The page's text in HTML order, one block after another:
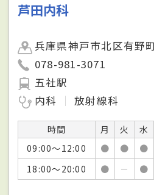
芦田内科
兵庫県神戸市北区有野
078-981-3071
五社駅
内科
放射線科
時間 月 火 水
09:00～12:00
● ● ●
18:00～20:00
● － ●